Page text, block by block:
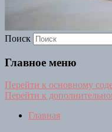
Поиск
Главное меню
Перейти к основному
Перейти к
Главная